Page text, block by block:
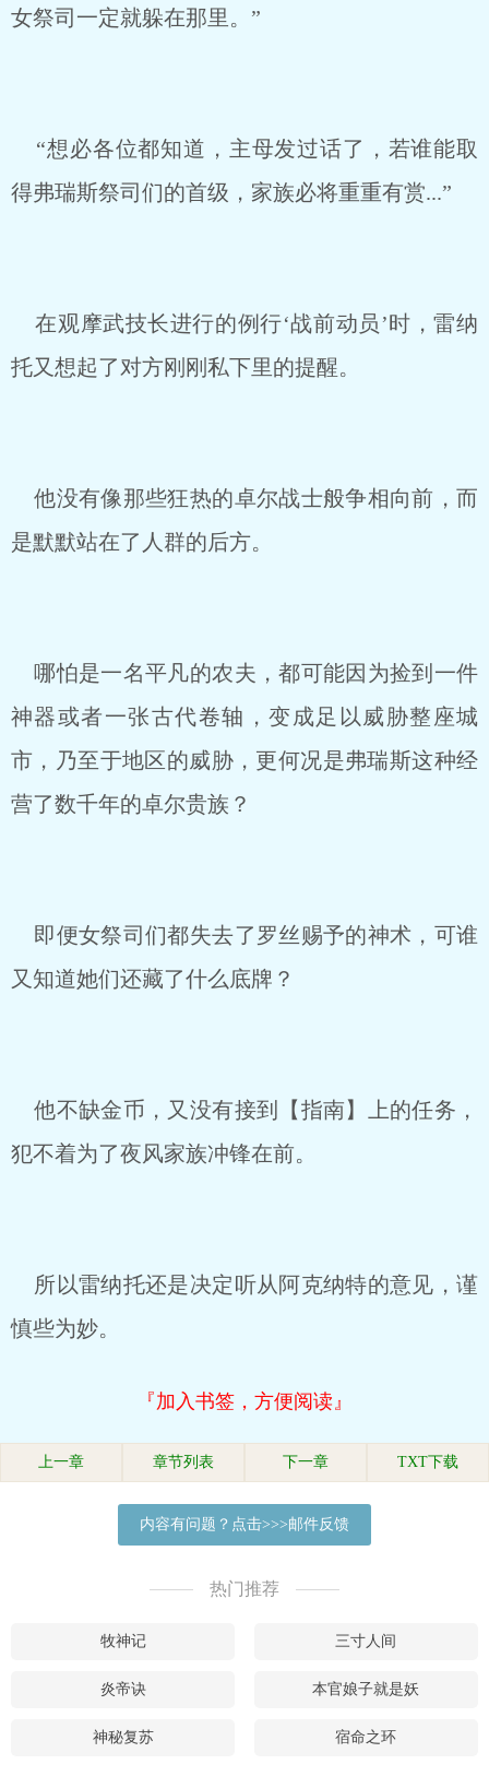
女祭司一定就躲在那里。”
“想必各位都知道，主母发过话了，若谁能取
得弗瑞斯祭司们的首级，家族必将重重有赏...”
在观摩武技长进行的例行‘战前动员’时，雷纳
托又想起了对方刚刚私下里的提醒。
他没有像那些狂热的卓尔战士般争相向前，而
是默默站在了人群的后方。
哪怕是一名平凡的农夫，都可能因为捡到一件
神器或者一张古代卷轴，变成足以威胁整座城
市，乃至于地区的威胁，更何况是弗瑞斯这种经
营了数千年的卓尔贵族？
即便女祭司们都失去了罗丝赐予的神术，可谁
又知道她们还藏了什么底牌？
他不缺金币，又没有接到【指南】上的任务，
犯不着为了夜风家族冲锋在前。
所以雷纳托还是决定听从阿克纳特的意见，谨
慎些为妙。
『加入书签，方便阅读』
上一章 章节列表 下一章 TXT下载
内容有问题？点击>>>邮件反馈
热门推荐
牧神记 三寸人间
炎帝诀 本官娘子就是妖
神秘复苏 宿命之环